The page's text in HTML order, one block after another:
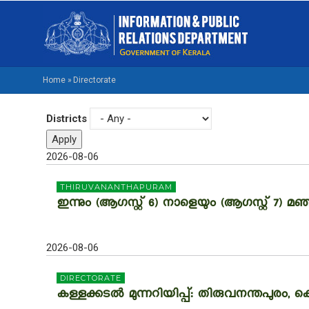
BREADCRUMB
Home » Directorate
Districts
2026-08-06
THIRUVANANTHAPURAM
ഇന്നും (ആഗസ്റ്റ് 6) നാളെയും (ആഗസ്റ്റ് 7)
2026-08-06
DIRECTORATE
കള്ളക്കടൽ മുന്നറിയിപ്പ്: തിരുവനന്തപുരം,